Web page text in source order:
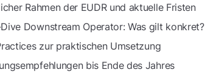
Rahmen der EUDR und aktuelle Fristen
Downstream Operator: Was gilt konkret?
zur praktischen Umsetzung
bis Ende des Jahres